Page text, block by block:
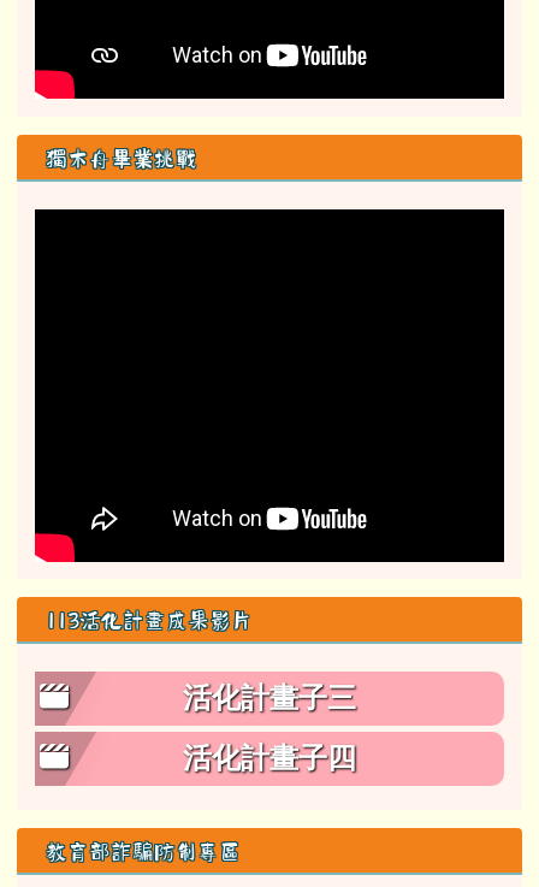
獨木舟畢業挑戰
113活化計畫成果影片
活化計畫子三
活化計畫子四
教育部詐騙防制專區